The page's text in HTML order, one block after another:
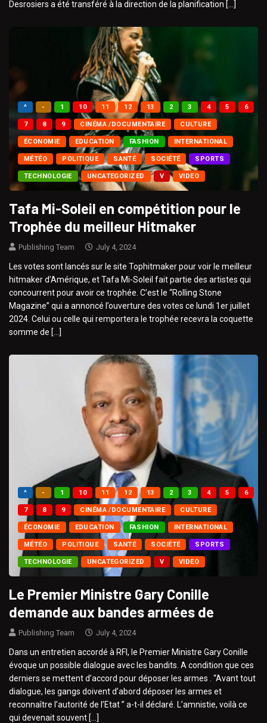
Desrosiers a été transféré à la direction de la planification […]
^ - 1 10 11 12 13 2 3 4 5 6
7 8 9 CINÉMA /DOCUMENTAIRE CULTURE
ÉCONOMIE EDUCATION FASHION INTERNATIONAL
MÉTÉO POLITIQUE SANTÉ SOCIÉTÉ SPORTS
TECHNOLOGIE UNCATEGORIZED V VIDEO
Tafa Mi-Soleil en compétition pour le
Trophée du meilleur Hitmaker
Publishing Team July 4, 2024
Les votes sont lancés sur le site Tophitmaker pour voir le meilleur
hitmaker d’Amérique, et Tafa Mi-Soleil fait partie des artistes qui
concourrent pour avoir ce trophée. C’est le “Rolling Stone
Magazine” qui a annoncé l’ouverture des votes ce lundi 1er juillet
2024. Celui ou celle qui remportera le trophée recevra la coquette
somme de […]
^ - 1 10 11 12 13 2 3 4 5 6
7 8 9 CINÉMA /DOCUMENTAIRE CULTURE
ÉCONOMIE EDUCATION FASHION INTERNATIONAL
MÉTÉO POLITIQUE SANTÉ SOCIÉTÉ SPORTS
TECHNOLOGIE UNCATEGORIZED V VIDEO
Le Premier Ministre Gary Conille
demande aux bandes armées de
Publishing Team July 4, 2024
Dans un entretien accordé à RFI, le Premier Ministre Gary Conille
évoque un possible dialogue avec les bandits. A condition que ces
derniers se mettent d’accord pour déposer les armes . “Avant tout
dialogue, les gangs doivent d’abord déposer les armes et
reconnaître l’autorité de l’Etat ” a-t-il déclaré. L’amnistie, voilà ce
qui devenait souvent […]